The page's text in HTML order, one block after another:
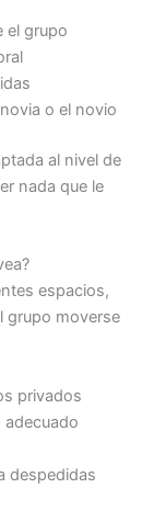
el grupo
o el novio
al nivel de
nada que le
espacios,
grupo moverse
privados
despedidas